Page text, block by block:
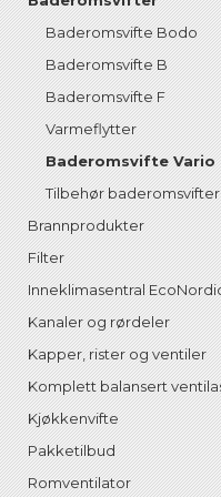
Baderomsvifte Bodo
Baderomsvifte B
Baderomsvifte F
Varmeflytter
Baderomsvifte Vario
Tilbehør baderomsvifter
Brannprodukter
Filter
Inneklimasentral
Kanaler og rørdeler
Kapper, rister og ventiler
Komplett balansert
Kjøkkenvifte
Pakketilbud
Romventilator